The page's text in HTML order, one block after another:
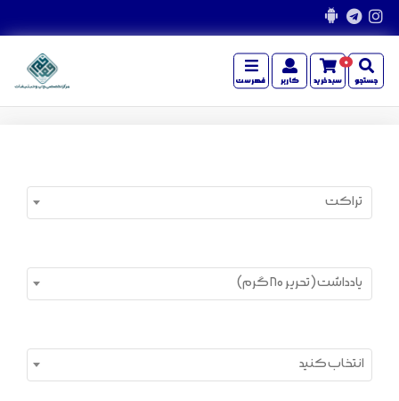
جستجو سبدخرید
0
کاربر
فهرست
تراکت
یادداشت (تحریر 80 گرم)
انتخاب کنید